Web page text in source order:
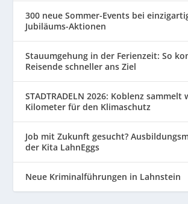
300 neue Sommer-Events bei
Jubiläums-Aktionen
Stauumgehung in der Ferienzeit: So
Reisende schneller ans Ziel
STADTRADELN 2026: Koblenz sammelt
Kilometer für den Klimaschutz
Job mit Zukunft gesucht?
der Kita LahnEggs
Neue Kriminalführungen in Lahnstein